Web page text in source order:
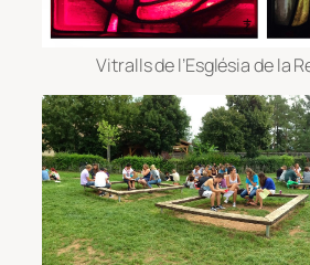
Vitralls de l’Església de la